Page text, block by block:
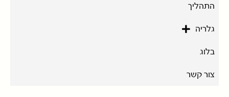
התהליך
גלריה
בלוג
צור קשר